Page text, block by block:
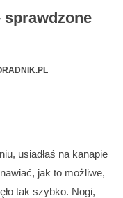
sprawdzone
usiadłaś na kanapie
jak to możliwe,
tak szybko. Nogi,